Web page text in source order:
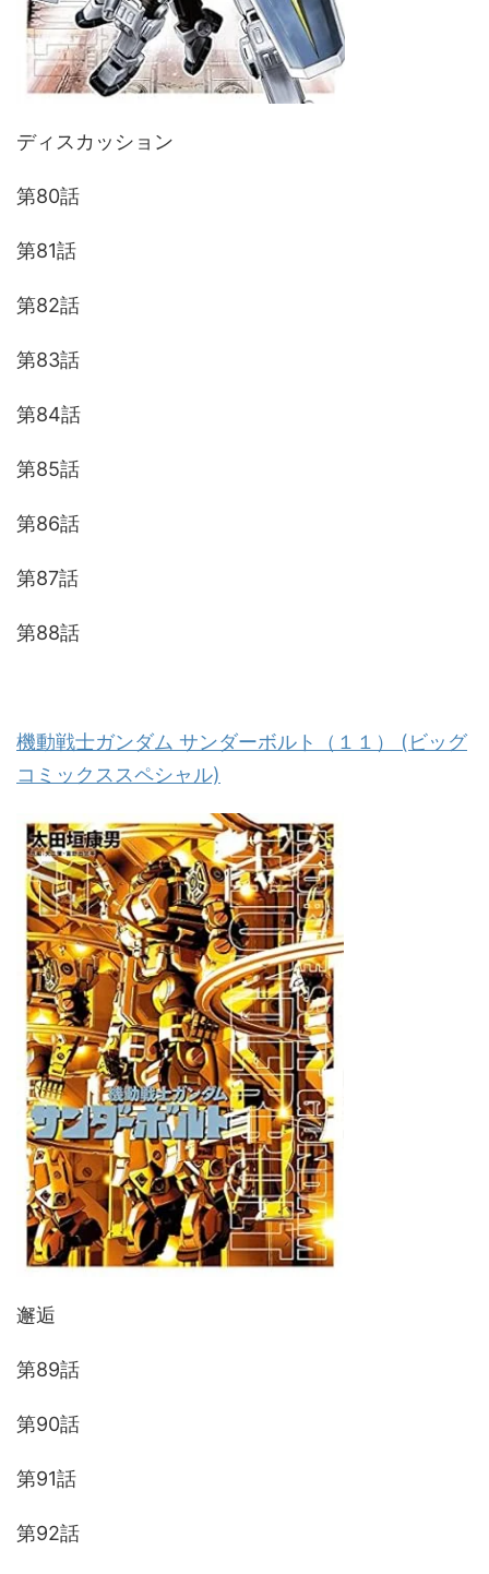
ディスカッション
第80話
第81話
第82話
第83話
第84話
第85話
第86話
第87話
第88話
機動戦士ガンダム サンダーボルト（１１） (ビッグ
コミックススペシャル)
邂逅
第89話
第90話
第91話
第92話